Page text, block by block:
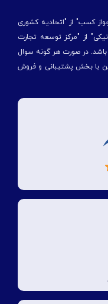
کسب" از "اتحادیه کشوری
از "مركز توسعه تجارت
در صورت هر گونه سوال
با بخش پشتیبانی و فروش